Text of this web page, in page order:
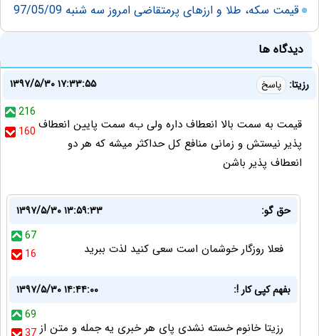
قیمت سکه، طلا و ارزهای پرمتقاضی امروز سه شنبه 97/05/09
دیدگاه ها
رزیتا: پاسخ
۱۳۹۷/۵/۳۰ ۱۷:۳۳:۵۵
216
160 ﻗﯿﻤﺖ ﺑﻪ ﺳﻤﺖ ﺑﺎﻻ‌ ﺍﻧﻌﻄﺎﻑ ﺩﺍﺭه ﻭلی بﻪ ﺳﻤﺖ ﭘﺎﯾﯿﻦ ﺍﻧﻌﻄﺎﻑ
ﭘﺬﯾﺮ نیستش و زمانی ﻣﻨﺎﻓﻊ ﮐﻞ ﺣﺪﺍﮐﺜﺮ میشه ﮐﻪ ﻫﺮ ﺩﻭ
ﺍﻧﻌﻄﺎﻑ ﭘﺬﯾﺮ ﺑﺎشن
حق گو:
۱۳۹۷/۵/۳۰ ۱۳:۵۹:۳۳
67
16
فعلا روزگار خوشمان است سعی کنید لذت ببرید
بفهم کپی کار !:
۱۳۹۷/۵/۳۰ ۱۴:۴۴:۰۰
69
37 رزیتا خانوم خسته نشدی پای هر خبری یه جمله و متن از